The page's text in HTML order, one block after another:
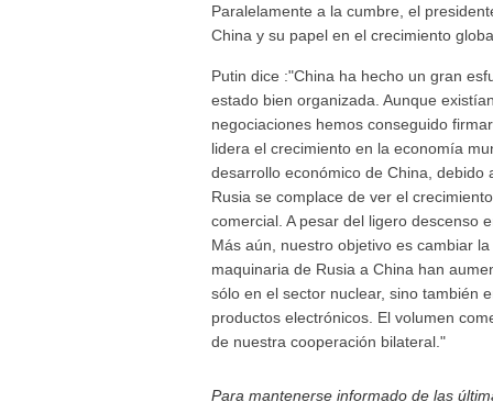
Paralelamente a la cumbre, el
China y su papel en el crecimiento
Putin dice :"China ha hecho un gran
estado bien organizada. Aunque
negociaciones hemos conseguido
lidera el crecimiento en la economía
desarrollo económico de China,
Rusia se complace de ver el
comercial. A pesar del ligero descenso
Más aún, nuestro objetivo es cambiar
maquinaria de Rusia a China han
sólo en el sector nuclear, sino también
productos electrónicos. El volumen
de nuestra cooperación bilateral."
Para mantenerse informado de las